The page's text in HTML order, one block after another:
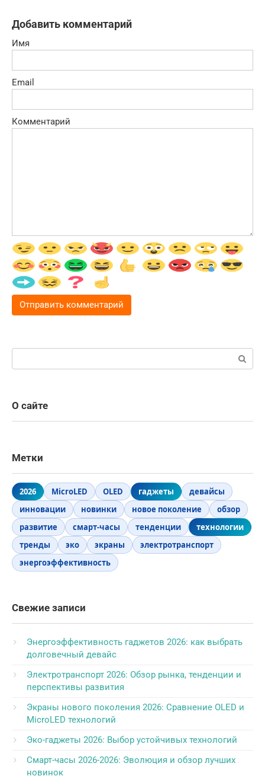
Добавить комментарий
Имя
Email
Комментарий
Поиск:
О сайте
Метки
2026 MicroLED OLED гаджеты
девайсы
инновации
новинки новое поколение
обзор
развитие
смарт-часы тенденции
технологии
тренды
эко экраны
электротранспорт
энергоэффективность
Свежие записи
Энергоэффективность гаджетов 2026: как выбрать
долговечный девайс
Электротранспорт 2026: Обзор рынка, тенденции и
перспективы развития
Экраны нового поколения 2026: Сравнение OLED и
MicroLED технологий
Эко-гаджеты 2026: Выбор устойчивых технологий
Смарт-часы 2026-2026: Эволюция и обзор лучших
новинок